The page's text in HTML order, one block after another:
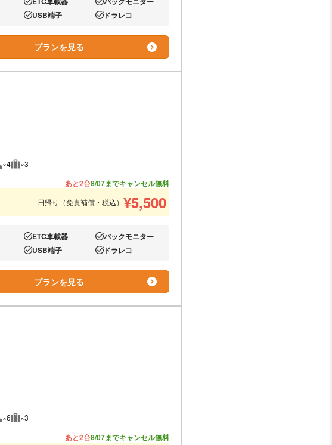
あり: あり:
あり:USB端子 あり:ドラレコ
プランを見る
推奨人数
×4 推奨荷物
×3
あと2台8/07までキャンセル無料
日帰り（免責補償・税込） ¥5,500
あり:ETC車載器 あり:バックモニター
あり:USB端子 あり:ドラレコ
プランを見る
推奨人数
×6 推奨荷物
×3
あと2台8/07までキャンセル無料